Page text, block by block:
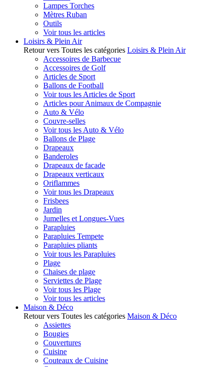
Lampes Torches
Mètres Ruban
Outils
Voir tous les articles
Loisirs & Plein Air
Retour vers Toutes les catégories Loisirs & Plein Air
Accessoires de Barbecue
Accessoires de Golf
Articles de Sport
Ballons de Football
Voir tous les Articles de Sport
Articles pour Animaux de Compagnie
Auto & Vélo
Couvre-selles
Voir tous les Auto & Vélo
Ballons de Plage
Drapeaux
Banderoles
Drapeaux de facade
Drapeaux verticaux
Oriflammes
Voir tous les Drapeaux
Frisbees
Jardin
Jumelles et Longues-Vues
Parapluies
Parapluies Tempete
Parapluies pliants
Voir tous les Parapluies
Plage
Chaises de plage
Serviettes de Plage
Voir tous les Plage
Voir tous les articles
Maison & Déco
Retour vers Toutes les catégories Maison & Déco
Assiettes
Bougies
Couvertures
Cuisine
Couteaux de Cuisine